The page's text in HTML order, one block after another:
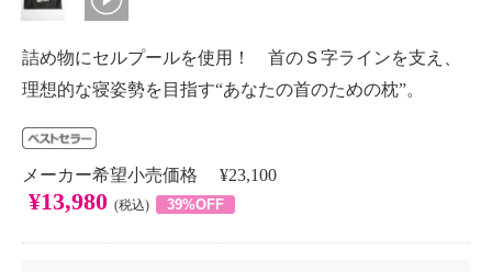
詰め物にセルプールを使用！ 首のＳ字ラインを支え、
理想的な寝姿勢を目指す“あなたの首のための枕”。
メーカー希望小売価格 ¥23,100
¥13,980 (税込) 39%OFF